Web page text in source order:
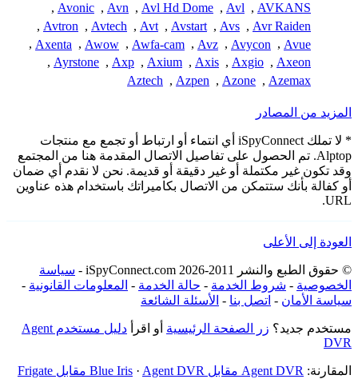
AVKANS
,
Avl
,
Avl Hd Dome
,
Avn
,
Avonic
,
Avr Raiden
,
Avs
,
Avstart
,
Avt
,
Avtech
,
Avtron
,
Avue
,
Avycon
,
Avz
,
Awfa-cam
,
Awow
,
Axenta
,
Axeon
,
Axgio
,
Axis
,
Axium
,
Axp
,
Ayrstone
,
Azemax
,
Azone
,
Azpen
,
Aztech
المزيد من المصادر
* لا تملك iSpyConnect أي انتماء أو ارتباط أو تجمع مع منتجات
Alptop. تم الحصول على تفاصيل الاتصال المقدمة هنا من المجتمع
وقد تكون غير مكتملة أو غير دقيقة أو قديمة. نحن لا نقدم أي ضمان
أو كفالة بأنك ستتمكن من الاتصال بكاميراتك باستخدام هذه عناوين
URL.
العودة إلى الأعلى
© حقوق الطبع والنشر 2011-2026 iSpyConnect.com -
سياسة
الخصوصية - شروط الخدمة - حالة الخدمة - المعلومات القانونية -
سياسة الأمان - اتصل بنا - الأسئلة الشائعة
مستخدم جديد؟ زر الصفحة الرئيسية أو اقرأ
دليل مستخدم Agent
DVR
المقارنة: Agent DVR مقابل Blue Iris · Agent DVR مقابل Frigate